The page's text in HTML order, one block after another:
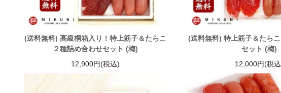
(送料無料) 高級桐箱入り！特上筋子＆たらこ
２種詰め合わせセット (梅)
12,900円(税込)
(送料無料) 特上筋子＆たら
セット (梅)
12,000円(税